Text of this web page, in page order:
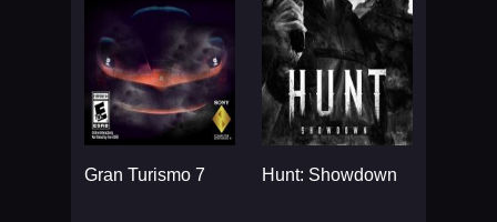
Gran Turismo 7 Hunt: Showdown